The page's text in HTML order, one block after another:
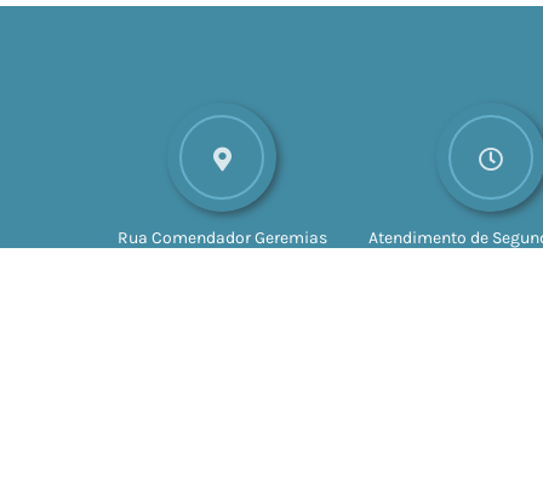
Rua Comendador Geremias
Atendimento de